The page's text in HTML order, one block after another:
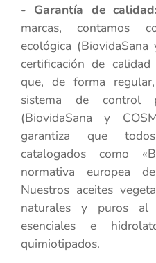
- Garantía de
marcas, contamos
ecológica
certificación de
que, de forma
sistema de control
(BiovidaSana y
garantiza que
catalogados como
normativa europea
Nuestros aceites
naturales y puros
esenciales e
quimiotipados.